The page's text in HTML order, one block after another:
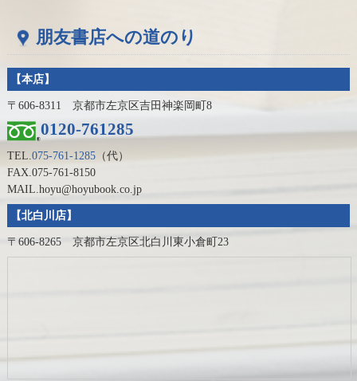
朋友書店への道のり
【本店】
〒606-8311 京都市左京区吉田神楽岡町8
0120-761285
TEL.075-761-1285（代）
FAX.075-761-8150
MAIL.hoyu@hoyubook.co.jp
【北白川店】
〒606-8265 京都市左京区北白川東小倉町23